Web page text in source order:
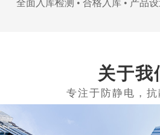
全面入库检测 • 合格入库 • 产品
关于我